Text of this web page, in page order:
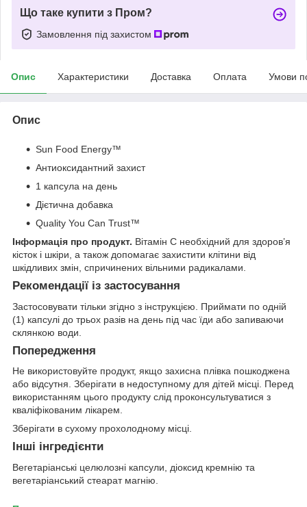
Що таке купити з Пром?
Замовлення під захистом
Опис Характеристики Доставка Оплата Умови
Опис
Sun Food Energy™
Антиоксидантний захист
1 капсула на день
Дієтична добавка
Quality You Can Trust™
Інформація про продукт. Вітамін C необхідний для здоров’я
кісток і шкіри, а також допомагає захистити клітини від
шкідливих змін, спричинених вільними радикалами.
Рекомендації із застосування
Застосовувати тільки згідно з інструкцією. Приймати по одній
(1) капсулі до трьох разів на день під час їди або запиваючи
склянкою води.
Попередження
Не використовуйте продукт, якщо захисна плівка пошкоджена
або відсутня. Зберігати в недоступному для дітей місці. Перед
використанням цього продукту слід проконсультуватися з
кваліфікованим лікарем.
Зберігати в сухому прохолодному місці.
Інші інгредієнти
Вегетаріанські целюлозні капсули, діоксид кремнію та
вегетаріанський стеарат магнію.